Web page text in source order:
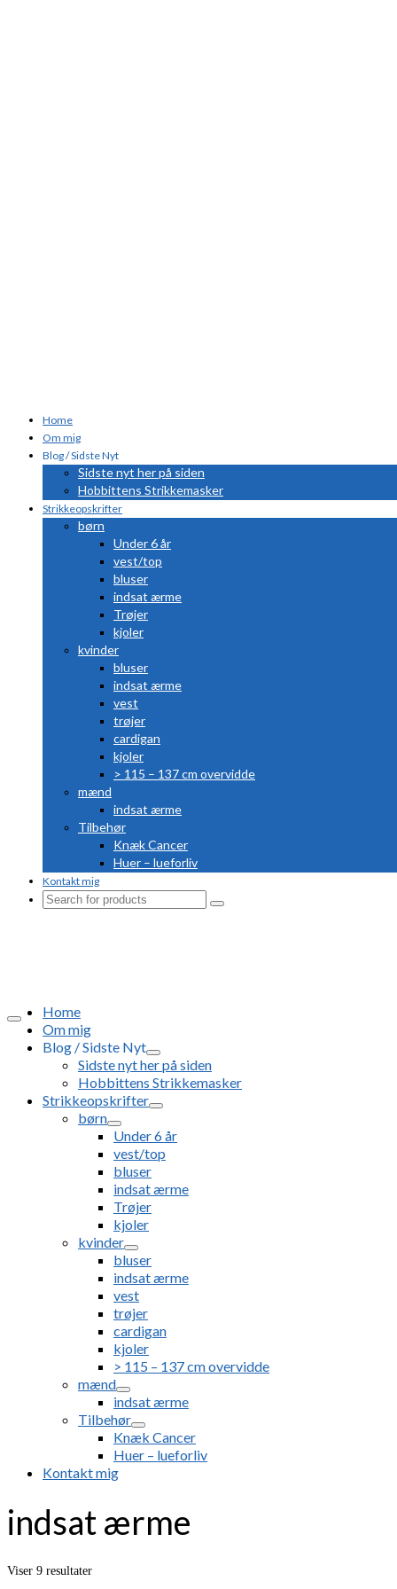
Home
Om mig
Blog / Sidste Nyt
Sidste nyt her på siden
Hobbittens Strikkemasker
Strikkeopskrifter
børn
Under 6 år
vest/top
bluser
indsat ærme
Trøjer
kjoler
kvinder
bluser
indsat ærme
vest
trøjer
cardigan
kjoler
> 115 – 137 cm overvidde
mænd
indsat ærme
Tilbehør
Knæk Cancer
Huer – lueforliv
Kontakt mig
Search
Home
Om mig
Blog / Sidste Nyt
Sidste nyt her på siden
Hobbittens Strikkemasker
Strikkeopskrifter
børn
Under 6 år
vest/top
bluser
indsat ærme
Trøjer
kjoler
kvinder
bluser
indsat ærme
vest
trøjer
cardigan
kjoler
> 115 – 137 cm overvidde
mænd
indsat ærme
Tilbehør
Knæk Cancer
Huer – lueforliv
Kontakt mig
indsat ærme
Viser 9 resultaterSorteret